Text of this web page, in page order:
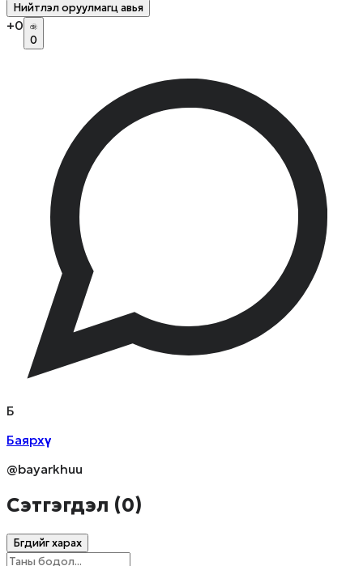
Нийтлэл оруулмагц авья
+0
0
Б
Баярхүү
@bayarkhuu
Сэтгэгдэл (0)
Бүгдийг харах